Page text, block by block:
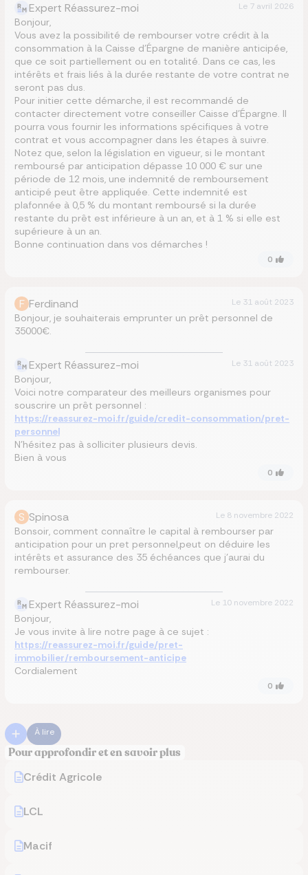
Expert Réassurez-moi Le 7 avril 2026
Bonjour,
Vous avez la possibilité de rembourser votre crédit à la
consommation à la Caisse d’Épargne de manière anticipée,
que ce soit partiellement ou en totalité. Dans ce cas, les
intérêts et frais liés à la durée restante de votre contrat ne
seront pas dus.
Pour initier cette démarche, il est recommandé de
contacter directement votre conseiller Caisse d’Épargne. Il
pourra vous fournir les informations spécifiques à votre
contrat et vous accompagner dans les étapes à suivre.
Notez que, selon la législation en vigueur, si le montant
remboursé par anticipation dépasse 10 000 € sur une
période de 12 mois, une indemnité de remboursement
anticipé peut être appliquée. Cette indemnité est
plafonnée à 0,5 % du montant remboursé si la durée
restante du prêt est inférieure à un an, et à 1 % si elle est
supérieure à un an.
Bonne continuation dans vos démarches !
0
F Ferdinand Le 31 août 2023
Bonjour, je souhaiterais emprunter un prêt personnel de
35000€.
Expert Réassurez-moi Le 31 août 2023
Bonjour,
Voici notre comparateur des meilleurs organismes pour
souscrire un prêt personnel :
https://reassurez-moi.fr/guide/credit-consommation/pret-
personnel
N’hésitez pas à solliciter plusieurs devis.
Bien à vous
0
S Spinosa Le 8 novembre 2022
Bonsoir, comment connaître le capital à rembourser par
anticipation pour un pret personnel,peut on déduire les
intérêts et assurance des 35 échéances que j’aurai du
rembourser.
Expert Réassurez-moi Le 10 novembre 2022
Bonjour,
Je vous invite à lire notre page à ce sujet :
https://reassurez-moi.fr/guide/pret-
immobilier/remboursement-anticipe
Cordialement
0
À lire
Pour approfondir et en savoir plus
Crédit Agricole
LCL
Macif